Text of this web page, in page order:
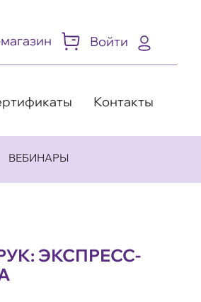
Войти
Контакты
ВЕБИНАРЫ
ЭКСПРЕСС-